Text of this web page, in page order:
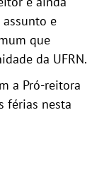
e
que
da UFRN.
a Pró-reitora
férias nesta